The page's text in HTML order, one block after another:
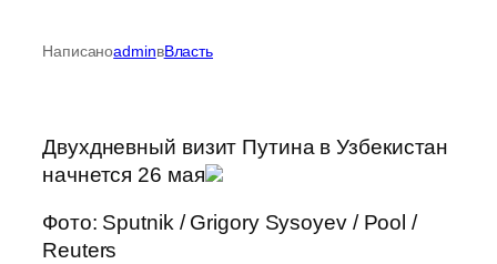
НаписаноadminвВласть
Двухдневный визит Путина в Узбекистан
начнется 26 мая
Фото: Sputnik / Grigory Sysoyev / Pool /
Reuters